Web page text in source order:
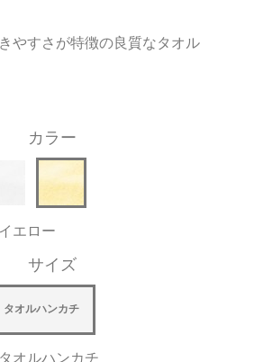
方は
お問い合わせ
やすさが特徴の良質なタオル
カラー
エロー
サイズ
タオルハンカチ
オルハンカチ